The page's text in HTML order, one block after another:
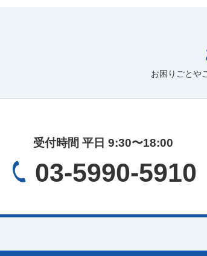
お困りごとや
受付時間 平日 9:30〜18:00
03-5990-5910